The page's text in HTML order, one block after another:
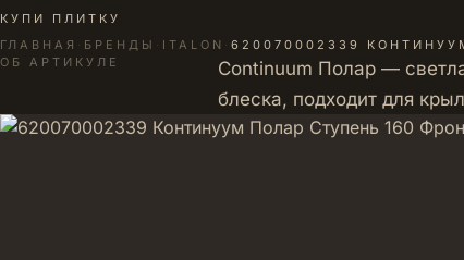
КУПИ ПЛИТКУ
ГЛАВНАЯ · БРЕНДЫ · ITALON · 620070002339
ОБ АРТИКУЛЕ
Continuum Полар —
блеска, подходит для